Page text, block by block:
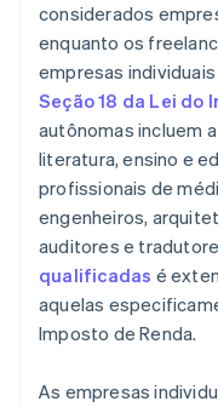
considerados
enquanto os
empresas
Seção 18 da Lei do
autônomas incluem
literatura, ensino e
profissionais de
engenheiros,
auditores e
qualificadas é
aquelas
Imposto de Renda.
As empresas